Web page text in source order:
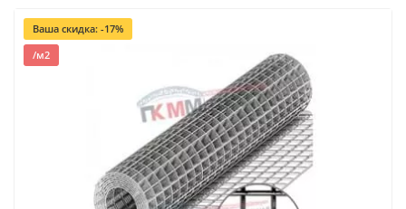
Ваша скидка: -17%
/м2